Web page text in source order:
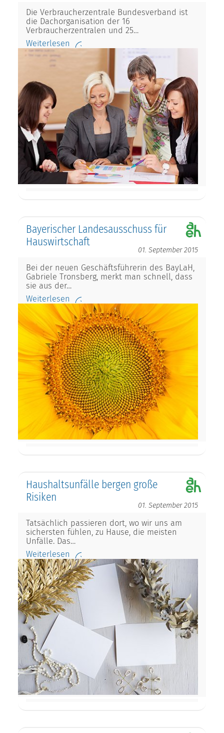
Die Verbraucherzentrale Bundesverband ist
die Dachorganisation der 16
Verbraucherzentralen und 25…
Weiterlesen
Bayerischer Landesausschuss für
Hauswirtschaft
01. September 2015
Bei der neuen Geschäftsführerin des BayLaH,
Gabriele Tronsberg, merkt man schnell, dass
sie aus der…
Weiterlesen
Haushaltsunfälle bergen große
Risiken
01. September 2015
Tatsächlich passieren dort, wo wir uns am
sichersten fühlen, zu Hause, die meisten
Unfälle. Das…
Weiterlesen